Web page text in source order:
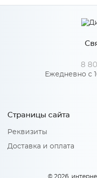
Ширина
Материал 2: МДФ
8
Ежедневно с
Страницы сайта
Реквизиты
Доставка и оплата
© 2026,